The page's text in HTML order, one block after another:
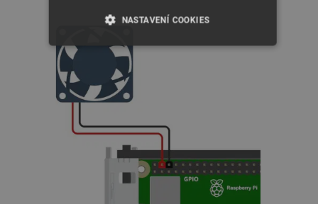
NASTAVENÍ COOKIES
NEZBYTNĚ NUTNÉ SOUBORY
VÝKONOVÉ SOUBORY
FUNKČNÍ SOUBORY